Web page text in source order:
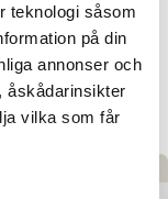
teknologi såsom
på din
annonser och
åskådarinsikter
vilka som får